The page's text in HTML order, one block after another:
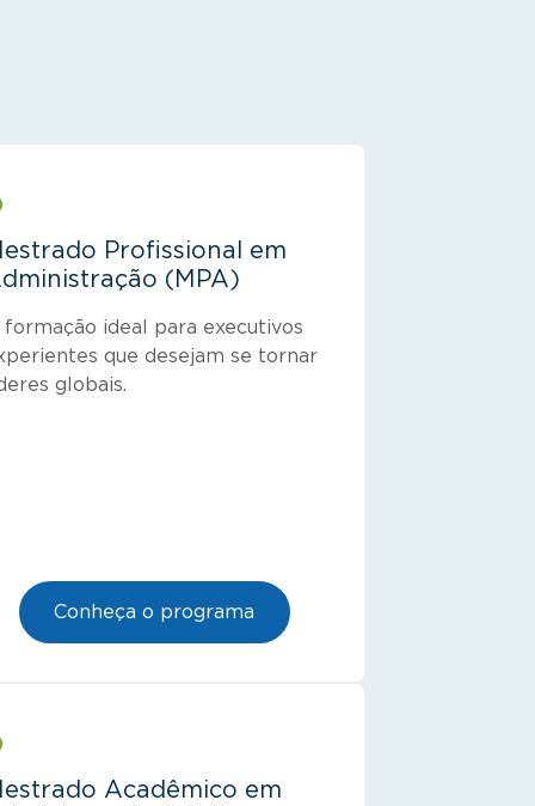
Profissional em
(MPA)
formação ideal para executivos
que desejam se tornar
globais.
Conheça o programa
Acadêmico em